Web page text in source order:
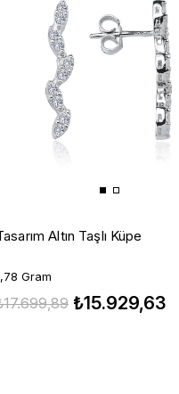
Altın Taşlı Küpe
Gram
₺15.929,63